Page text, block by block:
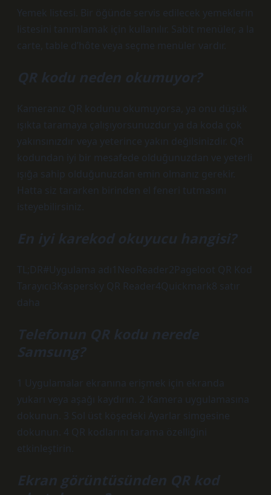
Yemek listesi. Bir öğünde servis edilecek yemeklerin
listesini tanımlamak için kullanılır. Sabit menüler, a la
carte, table d’hôte veya seçme menüler vardır.
QR kodu neden okumuyor?
Kameranız QR kodunu okumuyorsa, ya onu düşük
ışıkta taramaya çalışıyorsunuzdur ya da koda çok
yakınsınızdır veya yeterince yakın değilsinizdir. QR
kodundan iyi bir mesafede olduğunuzdan ve yeterli
ışığa sahip olduğunuzdan emin olmanız gerekir.
Hatta siz tararken birinden el feneri tutmasını
isteyebilirsiniz.
En iyi karekod okuyucu hangisi?
TL;DR#Uygulama adı1NeoReader2Pageloot QR Kod
Tarayıcı3Kaspersky QR Reader4Quickmark8 satır
daha
Telefonun QR kodu nerede
Samsung?
1 Uygulamalar ekranına erişmek için ekranda
yukarı veya aşağı kaydırın. 2 Kamera uygulamasına
dokunun. 3 Sol üst köşedeki Ayarlar simgesine
dokunun. 4 QR kodlarını tarama özelliğini
etkinleştirin.
Ekran görüntüsünden QR kod